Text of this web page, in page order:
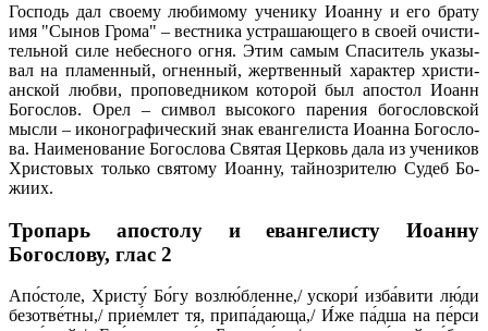
Гос­подь дал сво­е­му лю­би­мо­му уче­ни­ку Иоан­ну и его бра­ту
имя "Сы­нов Гро­ма" – вест­ни­ка устра­ша­ю­ще­го в сво­ей очи­сти­
тель­ной си­ле небес­но­го ог­ня. Этим са­мым Спа­си­тель ука­зы­
вал на пла­мен­ный, ог­нен­ный, жерт­вен­ный ха­рак­тер хри­сти­
ан­ской люб­ви, про­по­вед­ни­ком ко­то­рой был апо­стол Иоанн
Бо­го­слов. Орел – сим­вол вы­со­ко­го па­ре­ния бо­го­слов­ской
мыс­ли – ико­но­гра­фи­че­ский знак еван­ге­ли­ста Иоан­на Бо­го­сло­
ва. На­име­но­ва­ние Бо­го­сло­ва Свя­тая Цер­ковь да­ла из уче­ни­ков
Хри­сто­вых толь­ко свя­то­му Иоан­ну, тай­но­зри­те­лю Су­деб Бо­
жи­их.
Тропарь апостолу и евангелисту Иоанну
Богослову, глас 2
Апо́столе, Христу́ Бо́гу возлю́бленне,/ ускори́ изба́вити лю́ди
безотве́тны,/ прие́млет тя, припа́дающа,/ И́же па́дша на пе́рси